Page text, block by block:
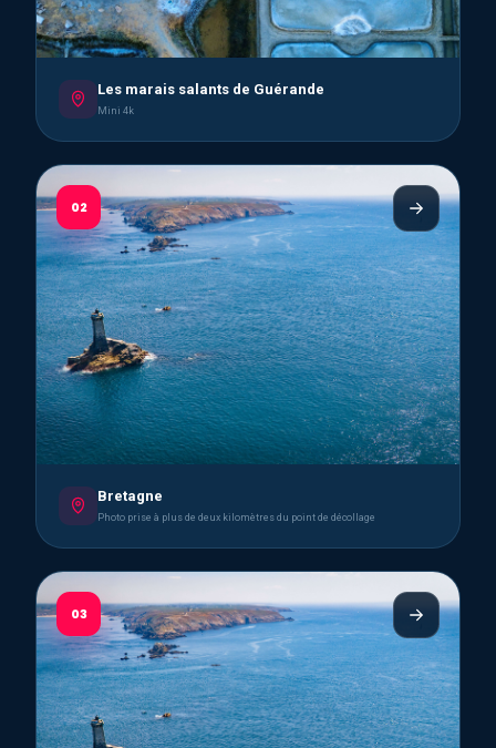
Les marais salants de Guérande
Mini 4k
02
Bretagne
Photo prise à plus de deux kilomètres du point de décollage
03